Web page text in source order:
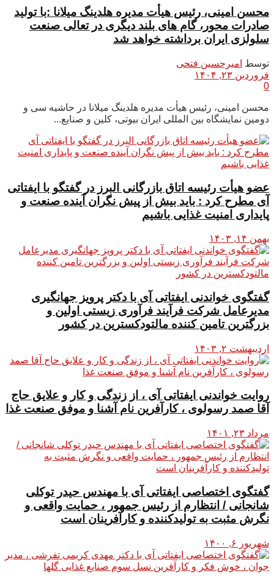
محسن امینی، رئیس هیأت مدیره هلدینگ میلانا :با تولید
صادرات محور، گام های بلند دیگری در تعالی صنعت
سلولزی ایران برداشته خواهد شد
توسط امیرحسین فتحی
فروردین ۲۳, ۱۴۰۴
0
محسن امینی، رئیس هیأت مدیره هلدینگ میلانا در حاشیه سی و
دومین نمایشگاه بین المللی ایران بیوتی، کلین و صنایع...
عضو هیأت رئیسه اتاق بازرگانی البرز در گفتگو با ایفتاتی
آی مطرح کرد : باید بیش از پیش نگران آینده صنعت و
پایداری امنیت غذایی باشیم
بهمن ۱۴, ۱۴۰۳
گفتگوی خواندنی ایفتاتی آی با دکتر پرویز جهانگیری
مدیرعامل شرکت فرآیند فرآوری زیستی اولین و
بزرگترین تامین کننده مالتودکسترین در کشور
اردیبهشت ۲, ۱۴۰۳
روایت خواندنی ایفتاتی آی ، از زندگی و کار و علایق حاج
آقا صمد رسولوی ، کارآفرین نام آشنا و موفق صنعت غذا
مرداد ۲۳, ۱۴۰۱
گفتگوی اختصاصی ایفتاتی آی با مهندس حیدر توکلی
شانجانی / انتظارم از رئیس جمهور ، حمایت واقعی و
نگرش مثبت به تولیدکننده و کارآفرینان است
شهریور ۶, ۱۴۰۰